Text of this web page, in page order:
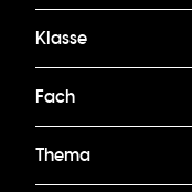
Klasse
Fach
Thema